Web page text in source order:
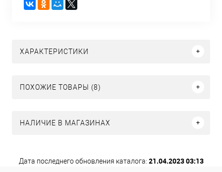
ХАРАКТЕРИСТИКИ
ПОХОЖИЕ ТОВАРЫ (8)
НАЛИЧИЕ В МАГАЗИНАХ
Дата последнего обновления каталога: 21.04.2023 03:13